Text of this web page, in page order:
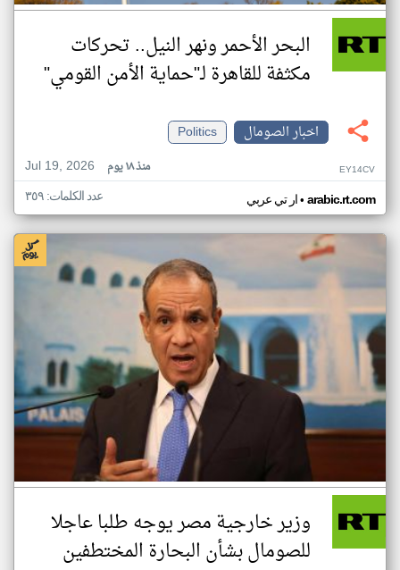
البحر الأحمر ونهر النيل.. تحركات
مكثفة للقاهرة لـ"حماية الأمن القومي"
اخبار الصومال
Politics
Jul 19, 2026
منذ ١٨ يوم EY14CV
ار تي عربي• arabic.rt.com عدد الكلمات: ٣٥٩
وزير خارجية مصر يوجه طلبا عاجلا
للصومال بشأن البحارة المختطفين